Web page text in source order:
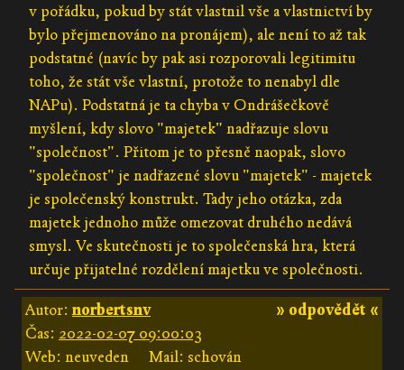
v pořádku, pokud by stát vlastnil vše a vlastnictví by
bylo přejmenováno na pronájem), ale není to až tak
podstatné (navíc by pak asi rozporovali legitimitu
toho, že stát vše vlastní, protože to nenabyl dle
NAPu). Podstatná je ta chyba v Ondrášečkově
myšlení, kdy slovo "majetek" nadřazuje slovu
"společnost". Přitom je to přesně naopak, slovo
"společnost" je nadřazené slovu "majetek" - majetek
je společenský konstrukt. Tady jeho otázka, zda
majetek jednoho může omezovat druhého nedává
smysl. Ve skutečnosti je to společenská hra, která
určuje přijatelné rozdělení majetku ve společnosti.
» odpovědět «
Autor:norbertsnv
Čas: 2022-02-07 09:00:03
Web: neuveden
Mail: schován